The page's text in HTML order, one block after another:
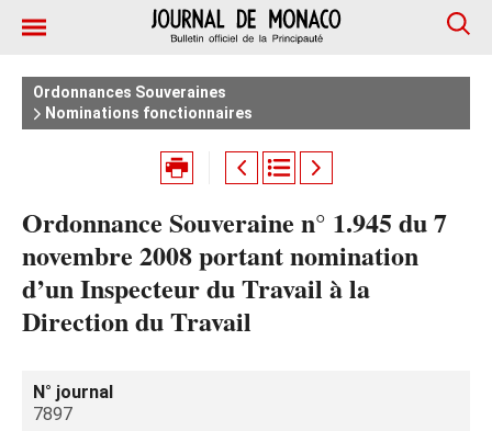
Ordonnances Souveraines
Nominations fonctionnaires
Ordonnance Souveraine n° 1.945 du 7
novembre 2008 portant nomination
d’un Inspecteur du Travail à la
Direction du Travail
N° journal
7897